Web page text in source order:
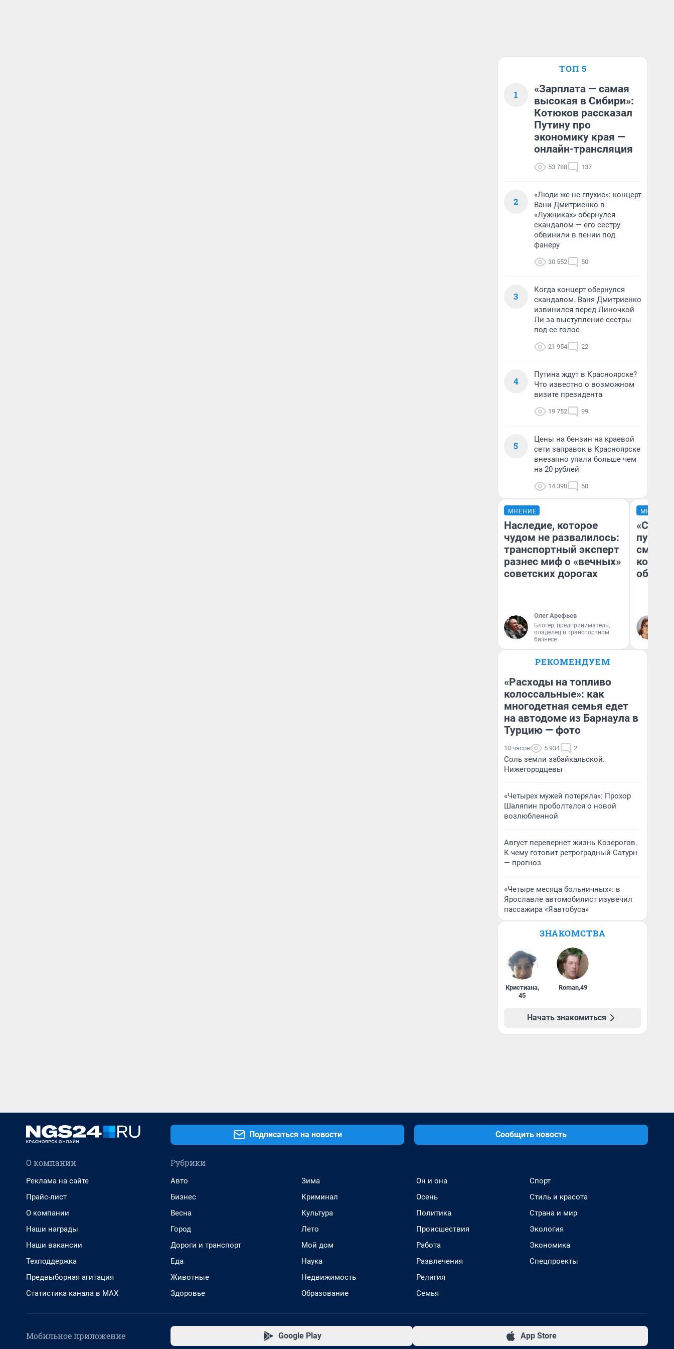
ТОП 5
1
«Зарплата — самая
высокая в Сибири»:
Котюков рассказал
Путину про
экономику края —
онлайн-трансляция
53 788 137
2
«Люди же не глухие»: концерт
Вани Дмитриенко в
«Лужниках» обернулся
скандалом — его сестру
обвинили в пении под
фанеру
30 552 50
3
Когда концерт обернулся
скандалом. Ваня Дмитриенко
извинился перед Линочкой
Ли за выступление сестры
под ее голос
21 954 22
4
Путина ждут в Красноярске?
Что известно о возможном
визите президента
19 752 99
5
Цены на бензин на краевой
сети заправок в Красноярске
внезапно упали больше чем
на 20 рублей
14 390 60
МНЕНИЕ
Наследие, которое
чудом не развалилось:
транспортный эксперт
разнес миф о «вечных»
советских дорогах
Олег Арефьев
Блогер, предприниматель,
владелец в транспортном
бизнесе
МНЕНИЕ
РЕКОМЕНДУЕМ
«Расходы на топливо
колоссальные»: как
многодетная семья едет
на автодоме из Барнаула в
Турцию — фото
10 часов 5 934 2
Соль земли забайкальской.
Нижегородцевы
«Четырех мужей потеряла»: Прохор
Шаляпин проболтался о новой
возлюбленной
Август перевернет жизнь Козерогов.
К чему готовит ретроградный Сатурн
— прогноз
«Четыре месяца больничных»: в
Ярославле автомобилист изувечил
пассажира «Яавтобуса»
ЗНАКОМСТВА
Кристиана,
45
Roman,49
Начать знакомиться
Подписаться на новости Сообщить новость
О компании
Реклама на сайте
Прайс-лист
О компании
Наши награды
Наши вакансии
Техподдержка
Предвыборная агитация
Статистика канала в MAX
Рубрики
Авто
Бизнес
Весна
Город
Дороги и транспорт
Еда
Животные
Здоровье
Зима
Криминал
Культура
Лето
Мой дом
Наука
Недвижимость
Образование
Он и она
Осень
Политика
Происшествия
Работа
Развлечения
Религия
Семья
Спорт
Стиль и красота
Страна и мир
Экология
Экономика
Спецпроекты
Мобильное приложение Google Play App Store